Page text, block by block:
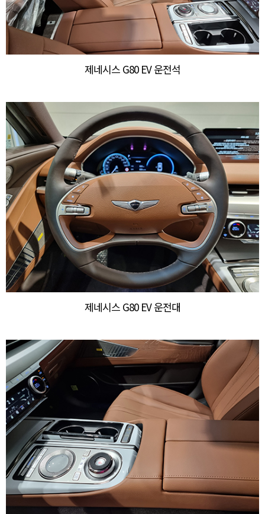
제네시스 G80 EV 운전석
제네시스 G80 EV 운전대